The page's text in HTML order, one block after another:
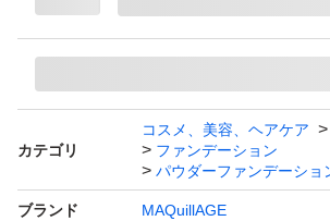
カテゴリ
コスメ、美容、ヘアケア
ファンデーション
パウダーファンデーショ
ブランド MAQuillAGE